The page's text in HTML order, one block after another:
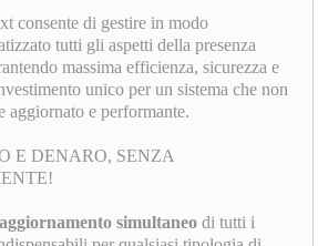
consente di gestire in modo
tutti gli aspetti della presenza
massima efficienza, sicurezza e
unico per un sistema che non
aggiornato e performante.
E DENARO, SENZA
aggiornamento simultaneo di tutti i